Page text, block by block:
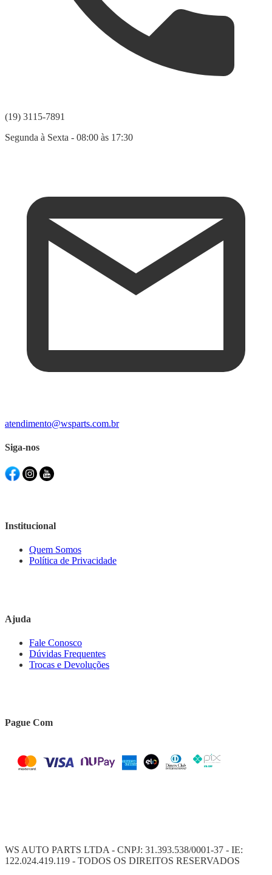
(19) 3115-7891
Segunda à Sexta - 08:00 às 17:30
atendimento@wsparts.com.br
Siga-nos
Institucional
Quem Somos
Política de Privacidade
Ajuda
Fale Conosco
Dúvidas Frequentes
Trocas e Devoluções
Pague Com
WS AUTO PARTS LTDA - CNPJ: 31.393.538/0001-37 - IE:
122.024.419.119 - TODOS OS DIREITOS RESERVADOS